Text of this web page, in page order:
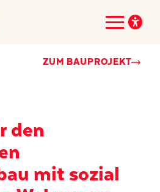
ZUM BAUPROJEKT
den
mit sozial